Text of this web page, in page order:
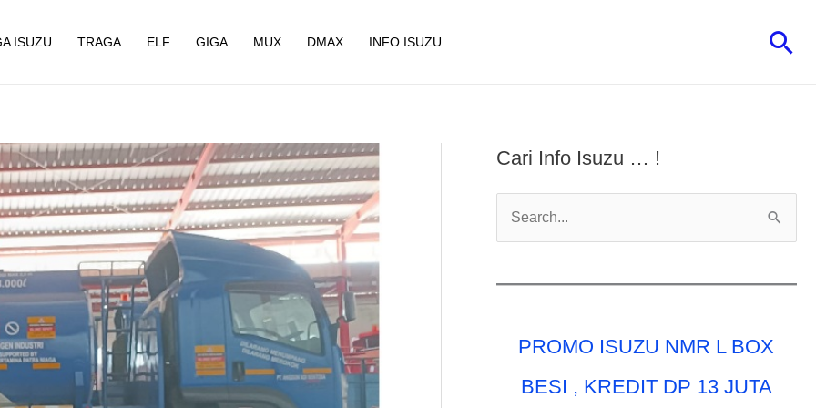
ISUZU TRAGA ELF GIGA MUX DMAX INFO ISUZU
Cari Info Isuzu … !
PROMO ISUZU NMR L BOX
BESI , KREDIT DP 13 JUTA